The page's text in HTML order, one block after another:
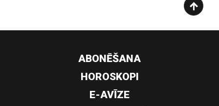
ABONĒŠANA
HOROSKOPI
E-AVĪZE